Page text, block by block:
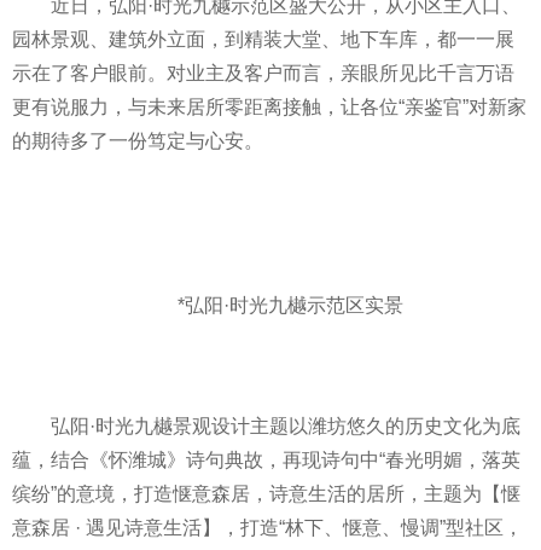
近 日，弘阳·时光九樾示范区盛大公开，从小区主入口、
园林景观、建筑外立面，到精装大堂、地下车库，都一一展
示在了客户眼前。对业主及客户而言，亲眼所见比千言万语
更有说服力，与未来居所零距离接触，让各位“亲鉴官”对新家
的期待多了一份笃定与心安。
*弘阳·时光九樾示范区实景
弘阳·时光九樾景观设计主题以潍坊悠久的历史文化为底
蕴，结合《怀潍城》诗句典故，再现诗句中“春光明媚，落英
缤纷”的意境，打造惬意森居，诗意生活的居所，主题为【惬
意森居 · 遇见诗意生活】，打造“林下、惬意、慢调”型社区，